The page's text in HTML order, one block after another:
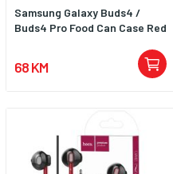
Samsung Galaxy Buds4 /
Buds4 Pro Food Can Case Red
68 KM